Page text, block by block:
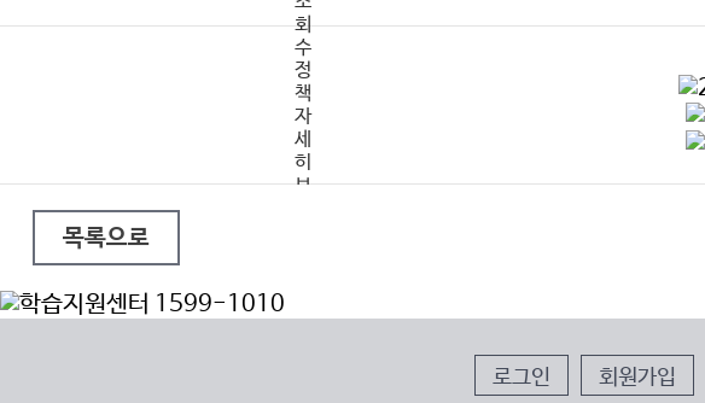
목록으로
로그인 회원가입